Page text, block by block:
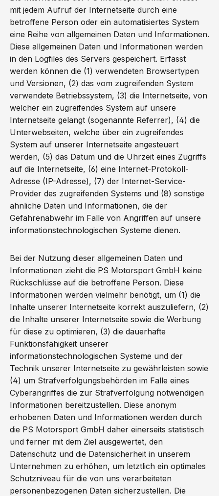
mit jedem Aufruf der Internetseite durch eine
betroffene Person oder ein automatisiertes System
eine Reihe von allgemeinen Daten und Informationen.
Diese allgemeinen Daten und Informationen werden
in den Logfiles des Servers gespeichert. Erfasst
werden können die (1) verwendeten Browsertypen
und Versionen, (2) das vom zugreifenden System
verwendete Betriebssystem, (3) die Internetseite, von
welcher ein zugreifendes System auf unsere
Internetseite gelangt (sogenannte Referrer), (4) die
Unterwebseiten, welche über ein zugreifendes
System auf unserer Internetseite angesteuert
werden, (5) das Datum und die Uhrzeit eines Zugriffs
auf die Internetseite, (6) eine Internet-Protokoll-
Adresse (IP-Adresse), (7) der Internet-Service-
Provider des zugreifenden Systems und (8) sonstige
ähnliche Daten und Informationen, die der
Gefahrenabwehr im Falle von Angriffen auf unsere
informationstechnologischen Systeme dienen.
Bei der Nutzung dieser allgemeinen Daten und
Informationen zieht die PS Motorsport GmbH keine
Rückschlüsse auf die betroffene Person. Diese
Informationen werden vielmehr benötigt, um (1) die
Inhalte unserer Internetseite korrekt auszuliefern, (2)
die Inhalte unserer Internetseite sowie die Werbung
für diese zu optimieren, (3) die dauerhafte
Funktionsfähigkeit unserer
informationstechnologischen Systeme und der
Technik unserer Internetseite zu gewährleisten sowie
(4) um Strafverfolgungsbehörden im Falle eines
Cyberangriffes die zur Strafverfolgung notwendigen
Informationen bereitzustellen. Diese anonym
erhobenen Daten und Informationen werden durch
die PS Motorsport GmbH daher einerseits statistisch
und ferner mit dem Ziel ausgewertet, den
Datenschutz und die Datensicherheit in unserem
Unternehmen zu erhöhen, um letztlich ein optimales
Schutzniveau für die von uns verarbeiteten
personenbezogenen Daten sicherzustellen. Die